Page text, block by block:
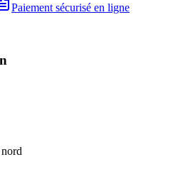
Paiement sécurisé en ligne